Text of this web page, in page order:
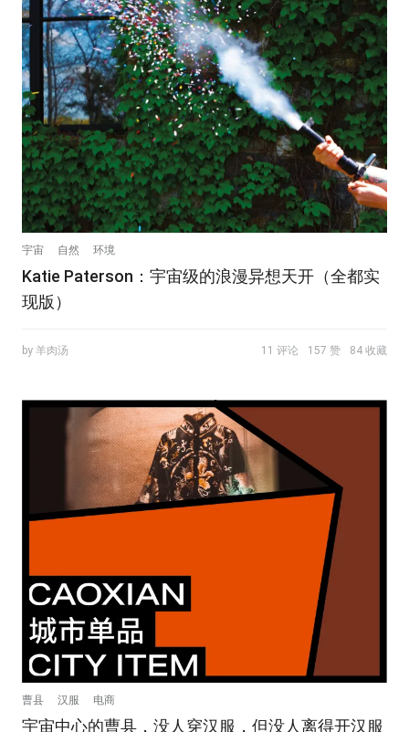
宇宙 自然 环境
Katie Paterson：宇宙级的浪漫异想天开（全都实
现版）
by 羊肉汤 11 评论 157 赞 84 收藏
曹县 汉服 电商
宇宙中心的曹县，没人穿汉服，但没人离得开汉服